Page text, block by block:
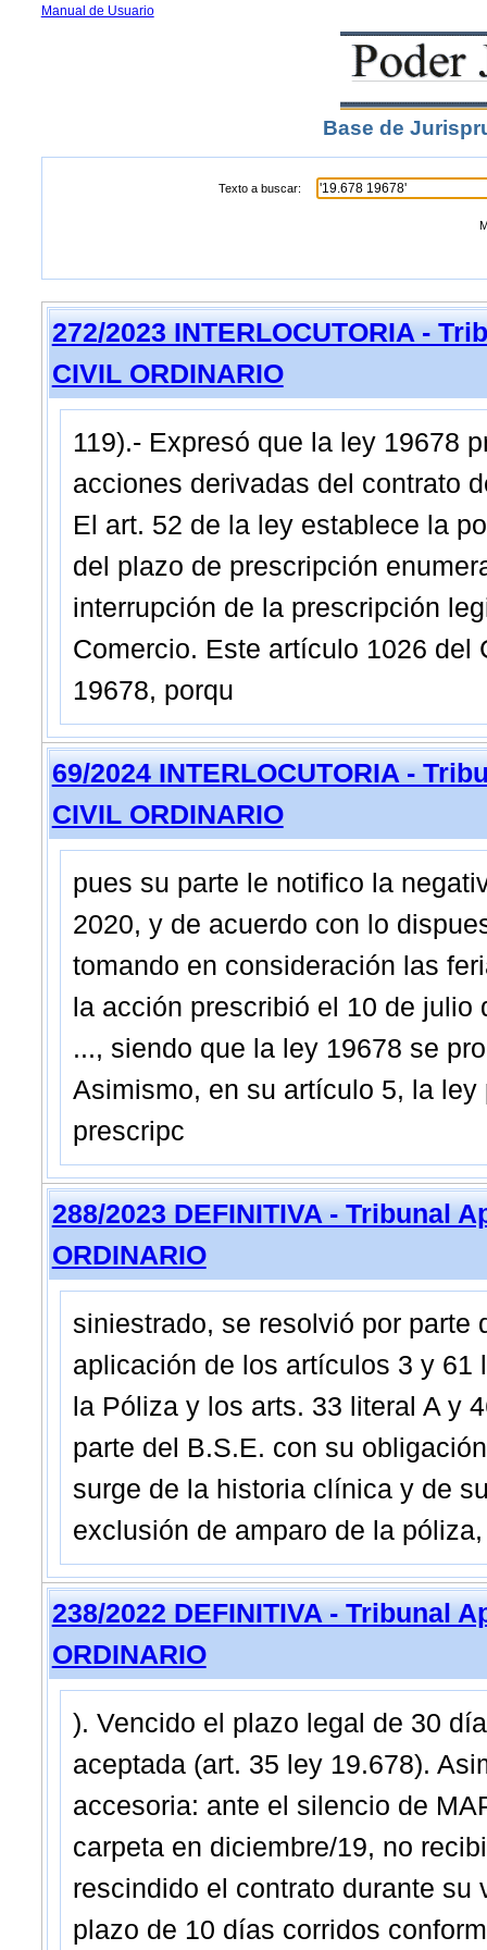
Manual de Usuario
Base de
Texto a buscar:
272/2023 INTERLOCUTORIA -
CIVIL ORDINARIO
119).- Expresó que la ley 19678
acciones derivadas del contrato
El art. 52 de la ley establece la
del plazo de prescripción
interrupción de la prescripción
Comercio. Este artículo 1026 del
19678, porqu
69/2024 INTERLOCUTORIA -
CIVIL ORDINARIO
pues su parte le notifico la
2020, y de acuerdo con lo
tomando en consideración las
la acción prescribió el 10 de
..., siendo que la ley 19678 se
Asimismo, en su artículo 5, la
prescripc
288/2023 DEFINITIVA - Tribunal
ORDINARIO
siniestrado, se resolvió por parte
aplicación de los artículos 3 y 61
la Póliza y los arts. 33 literal A y
parte del B.S.E. con su
surge de la historia clínica y de
exclusión de amparo de la
238/2022 DEFINITIVA - Tribunal
ORDINARIO
). Vencido el plazo legal de 30
aceptada (art. 35 ley 19.678).
accesoria: ante el silencio de
carpeta en diciembre/19, no
rescindido el contrato durante
plazo de 10 días corridos